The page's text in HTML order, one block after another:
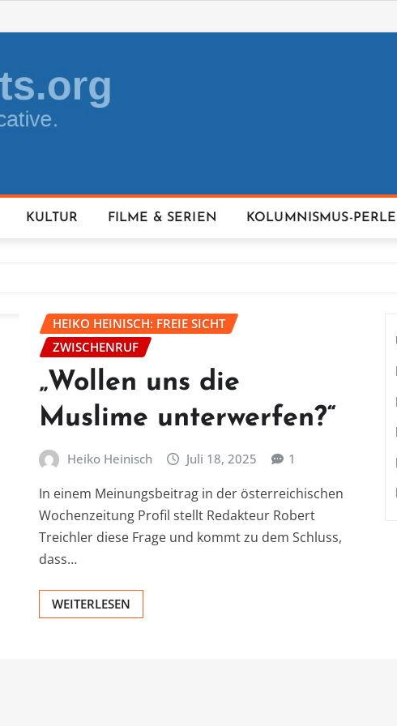
KULTUR FILME & SERIEN KOLUMNISMUS-
HEIKO HEINISCH: FREIE SICHT
ZWISCHENRUF
„Wollen uns die
Muslime unterwerfen?“
Heiko Heinisch Juli 18, 2025 1
In einem Meinungsbeitrag in der österreichischen
Wochenzeitung Profil stellt Redakteur Robert
Treichler diese Frage und kommt zu dem Schluss,
dass…
WEITERLESEN